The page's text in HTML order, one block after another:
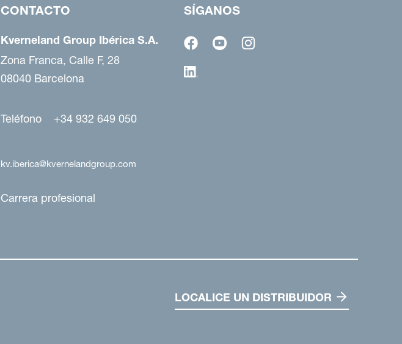
CONTACTO
Kverneland Group Ibérica S.A.
Zona Franca, Calle F, 28
08040 Barcelona
Teléfono +34 932 649 050
kv.iberica@kvernelandgroup.com
Carrera profesional
SÍGANOS
LOCALICE UN DISTRIBUIDOR